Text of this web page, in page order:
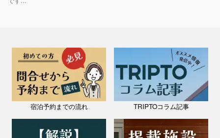
宿泊予約までの流れ TRIPTOコラム記事